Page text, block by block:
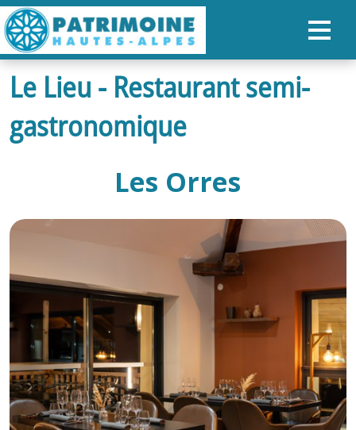
ACCUEIL
CARTE
RANDONNÉES
RECHERCHER
FR
GB
IT
Le Lieu - Restaurant semi-
gastronomique
Les Orres